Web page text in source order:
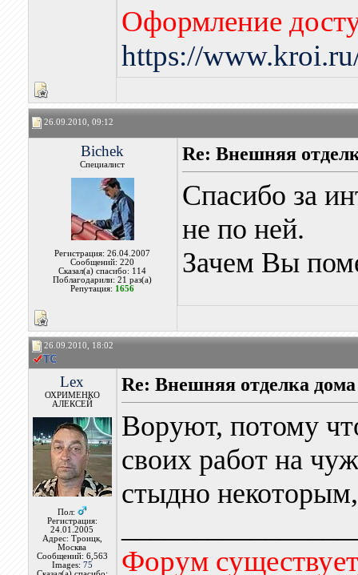
Оформление
https://
26.09.2010, 09:12
Bichek
Специалист
Регистрация: 26.04.2007
Сообщений: 220
Сказал(а) спасибо: 114
Поблагодарили: 21 раз(а)
Репутация: 1656
Re: Внешняя
Спасибо за
не по ней.
Зачем Вы
26.09.2010, 18:02
Lex
ОХРИМЕНКО
АЛЕКСЕЙ
Пол:
Регистрация:
24.01.2005
Адрес: Троицк,
Москва
Сообщений: 6,563
Images: 75
Re: Внешняя отделка
Воруют, потому
своих работ на
стыдно
Форум